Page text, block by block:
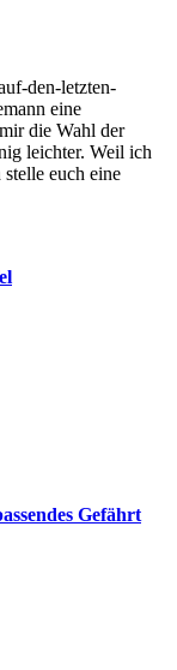
den-letzten-
eine
die Wahl der
leichter. Weil ich
euch eine
Gefährt